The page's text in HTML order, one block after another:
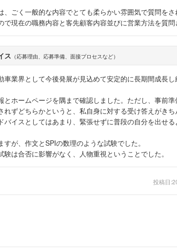
、ごく一般的な内容でとても柔らかい雰囲気で質問を
で現在の職務内容と客先顧客内容並びに営業方法を質問
ス （応募理由、応募準備、面接プロセスなど）
車業界として今後発展が見込めて安定的に長期間成長
とホームページを隅まで確認しました。ただし、事前
れずどちらかというと、私自身に対する受け答えがき
バイスとしてはあまり、緊張せずに普段の自分を出せ
が、作文とSPIの数理のような試験でした。
は合否に影響がなく、人物重視ということでした。
投稿日: